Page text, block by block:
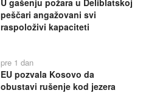
peščari angažovani svi
raspoloživi kapaciteti
pre 1 dan
EU pozvala Kosovo da
obustavi rušenje kod jezera